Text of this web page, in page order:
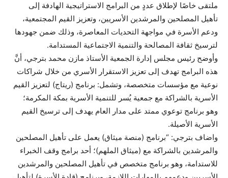
ملتقى خاصًا لإطلاق عددٍ من البرامج الاستراتيجية الهادفة إلى
تأهيل المصلحين والمرشدين الأسريين، وتعزيز القيم المجتمعية،
ودعم الأسرة في مواجهة التحديات المعاصرة، وذلك ضمن جهودها
لترسيخ ثقافة المصالحة والتنمية الاجتماعية المستدامة.
وأوضح رئيس مجلس إدارة الجمعية الأستاذ مازن محمد بترجي، أنَّ
هذه البرامج تهدف إلى تعزيز الاستقرار الأسري من خلال شراكات
نوعية مع مؤسسات متخصصة، وتشمل: برنامج (ريتاج) لتعزيز القيم
الأسرية بالشراكة مع جمعية يُسر للتنمية الأسرية بمكة المكرمة؛
وهو برنامج توعوي ممتد على مدار العام يهدف إلى ترسيخ القيم
الأسرية الأصيلة.
واضاف بترجي: “برنامج (منصة ميثاق) يعمل على تأهيل المصلحين
والمرشدين بالشراكة مع (ميثاق الملهم)؛ أحد برامج وقف الخبراء
للاستدامة، وهو برنامج متخصص في تأهيل المصلحين والمرشدين